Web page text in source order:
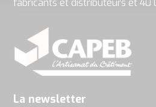
fabricants et distributeurs et 40
La newsletter
En
soumettant
j’accepte